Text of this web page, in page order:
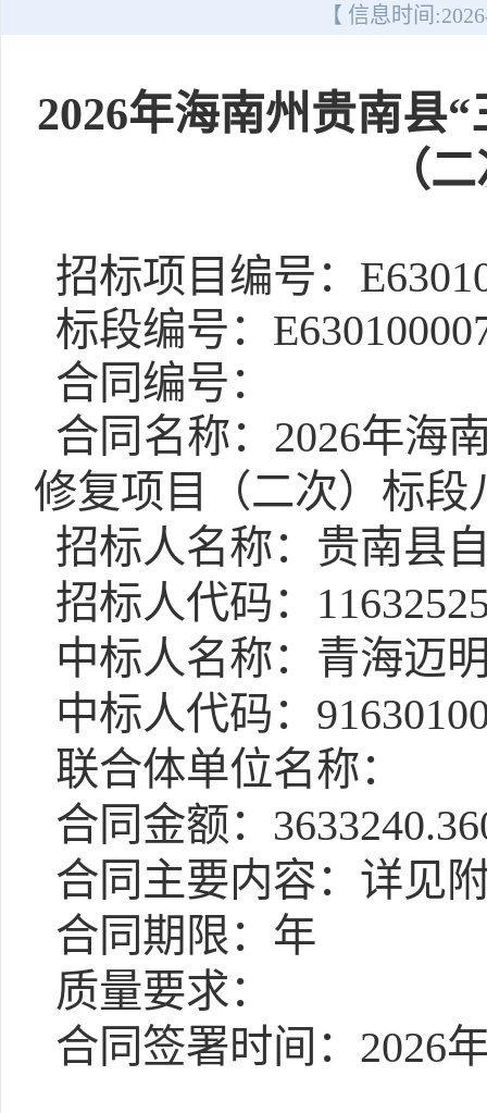
【 信息时间:
2026年海南州贵南县
（
招标项目编号：
标段编号：
合同编号：
合同名称：2026年海
修复项目（二次）标段
招标人名称：贵南县
招标人代码：
中标人名称：青海迈
中标人代码：
联合体单位名称：
合同金额：
合同主要内容：详见
合同期限：年
质量要求：
合同签署时间：2026